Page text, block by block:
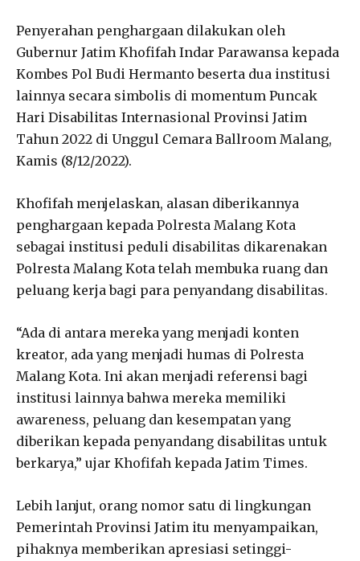
Penyerahan penghargaan dilakukan oleh
Gubernur Jatim Khofifah Indar Parawansa kepada
Kombes Pol Budi Hermanto beserta dua institusi
lainnya secara simbolis di momentum Puncak
Hari Disabilitas Internasional Provinsi Jatim
Tahun 2022 di Unggul Cemara Ballroom Malang,
Kamis (8/12/2022).
Khofifah menjelaskan, alasan diberikannya
penghargaan kepada Polresta Malang Kota
sebagai institusi peduli disabilitas dikarenakan
Polresta Malang Kota telah membuka ruang dan
peluang kerja bagi para penyandang disabilitas.
“Ada di antara mereka yang menjadi konten
kreator, ada yang menjadi humas di Polresta
Malang Kota. Ini akan menjadi referensi bagi
institusi lainnya bahwa mereka memiliki
awareness, peluang dan kesempatan yang
diberikan kepada penyandang disabilitas untuk
berkarya,” ujar Khofifah kepada Jatim Times.
Lebih lanjut, orang nomor satu di lingkungan
Pemerintah Provinsi Jatim itu menyampaikan,
pihaknya memberikan apresiasi setinggi-